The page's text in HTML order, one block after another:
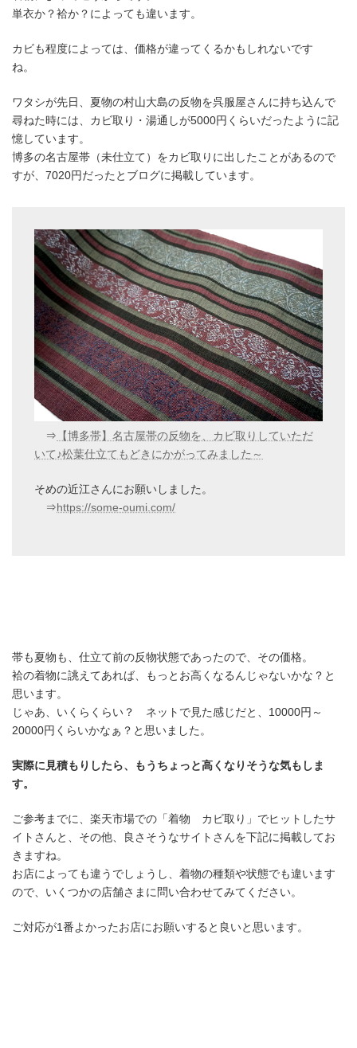
単衣か？袷か？によっても違います。
カビも程度によっては、価格が違ってくるかもしれないです
ね。
ワタシが先日、夏物の村山大島の反物を呉服屋さんに持ち込んで
尋ねた時には、カビ取り・湯通しが5000円くらいだったように記
憶しています。
博多の名古屋帯（未仕立て）をカビ取りに出したことがあるので
すが、7020円だったとブログに掲載しています。
⇒ 【博多帯】名古屋帯の反物を、カビ取りしていただ
いて♪松葉仕立てもどきにかがってみました～
そめの近江さんにお願いしました。
⇒https://some-oumi.com/
帯も夏物も、仕立て前の反物状態であったので、その価格。
袷の着物に誂えてあれば、もっとお高くなるんじゃないかな？と
思います。
じゃあ、いくらくらい？ ネットで見た感じだと、10000円～
20000円くらいかなぁ？と思いました。
実際に見積もりしたら、もうちょっと高くなりそうな気もしま
す。
ご参考までに、楽天市場での「着物 カビ取り」でヒットしたサ
イトさんと、その他、良さそうなサイトさんを下記に掲載してお
きますね。
お店によっても違うでしょうし、着物の種類や状態でも違います
ので、いくつかの店舗さまに問い合わせてみてください。
ご対応が1番よかったお店にお願いすると良いと思います。